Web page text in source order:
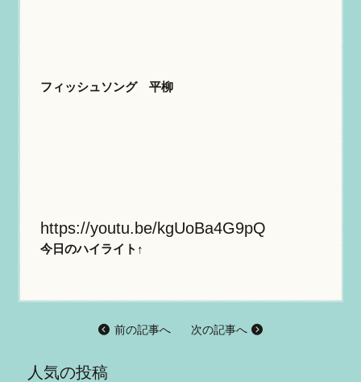
フィッシュソング 平柳
https://youtu.be/kgUoBa4G9pQ
今日のハイライト↑
前の記事へ 次の記事へ
人気の投稿